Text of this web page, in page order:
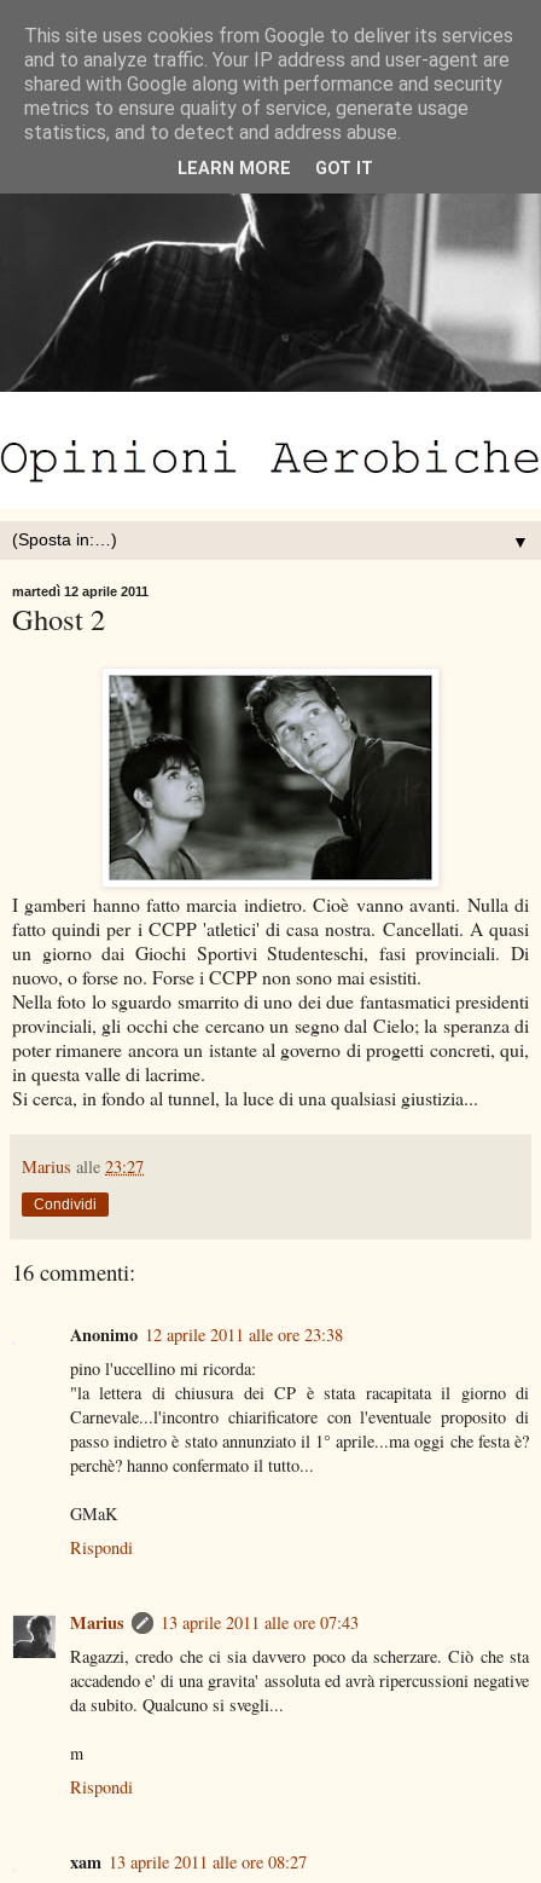
▼
martedì 12 aprile 2011
Ghost 2
I gamberi hanno fatto marcia indietro. Cioè vanno avanti. Nulla di
fatto quindi per i CCPP 'atletici' di casa nostra. Cancellati. A quasi
un giorno dai Giochi Sportivi Studenteschi, fasi provinciali. Di
nuovo, o forse no. Forse i CCPP non sono mai esistiti.
Nella foto lo sguardo smarrito di uno dei due fantasmatici presidenti
provinciali, gli occhi che cercano un segno dal Cielo; la speranza di
poter rimanere ancora un istante al governo di progetti concreti, qui,
in questa valle di lacrime.
Si cerca, in fondo al tunnel, la luce di una qualsiasi giustizia...
Marius alle 23:27
Condividi
16 commenti:
Anonimo 12 aprile 2011 alle ore 23:38
pino l'uccellino mi ricorda:
"la lettera di chiusura dei CP è stata racapitata il giorno di
Carnevale...l'incontro chiarificatore con l'eventuale proposito di
passo indietro è stato annunziato il 1° aprile...ma oggi che festa è?
perchè? hanno confermato il tutto...
GMaK
Rispondi
Marius
13 aprile 2011 alle ore 07:43
Ragazzi, credo che ci sia davvero poco da scherzare. Ciò che sta
accadendo e' di una gravita' assoluta ed avrà ripercussioni negative
da subito. Qualcuno si svegli...
m
Rispondi
xam 13 aprile 2011 alle ore 08:27
This site uses cookies from Google to deliver its services
and to analyze traffic. Your IP address and user-agent are
shared with Google along with performance and security
metrics to ensure quality of service, generate usage
statistics, and to detect and address abuse.
LEARN MORE GOT IT